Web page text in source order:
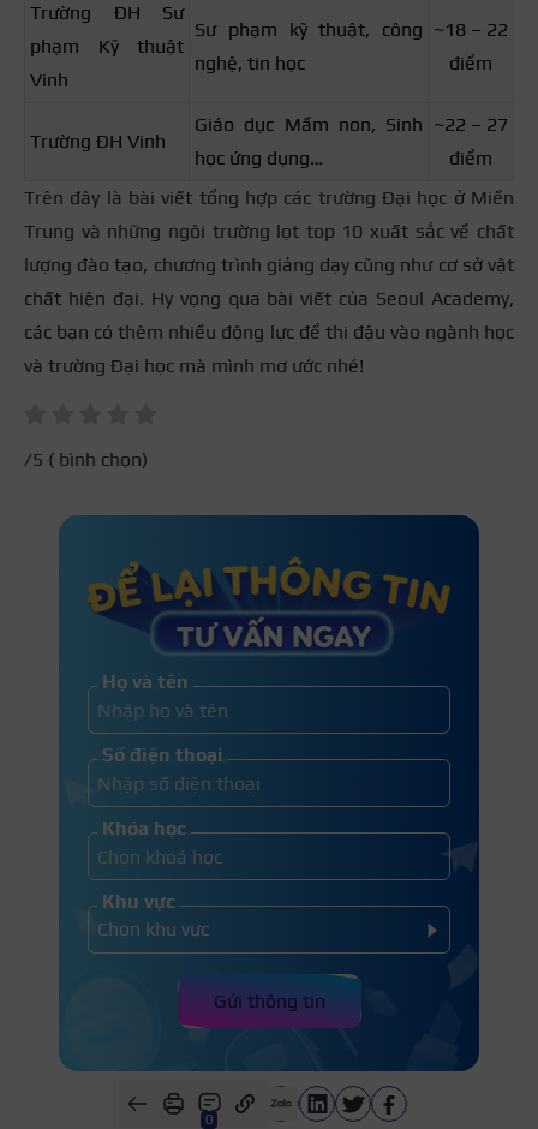
Trường ĐH Sư
phạm Kỹ thuật
Vinh
Sư phạm kỹ thuật, công
nghệ, tin học
~18 – 22
điểm
Trường ĐH Vinh
Giáo dục Mầm non, Sinh
học ứng dụng…
~22 – 27
điểm
Trên đây là bài viết tổng hợp các trường Đại học ở Miền
Trung và những ngôi trường lọt top 10 xuất sắc về chất
lượng đào tạo, chương trình giảng dạy cũng như cơ sở vật
chất hiện đại. Hy vọng qua bài viết của Seoul Academy,
các bạn có thêm nhiều động lực để thi đậu vào ngành học
và trường Đại học mà mình mơ ước nhé!
/5 ( bình chọn)
Họ và tên
Số điện thoại
Khóa học
Khu vực
Gửi thông tin
0